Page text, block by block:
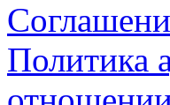
Политика